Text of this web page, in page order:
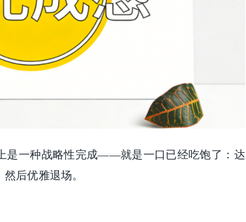
是一种战略性完成——就是一口已经吃饱了：达
后优雅退场。